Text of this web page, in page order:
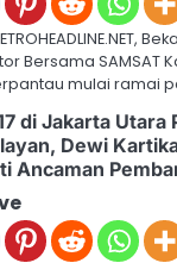
Bersama SAMSAT
mulai ramai
di Jakarta Utara
Dewi
Ancaman